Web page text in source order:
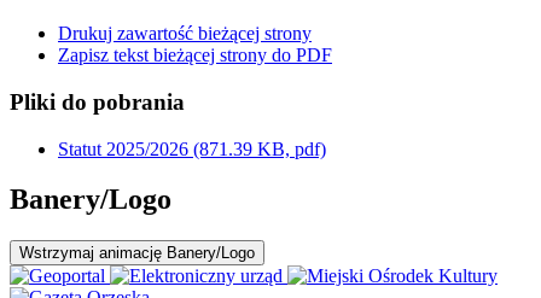
Drukuj zawartość bieżącej strony
Zapisz tekst bieżącej strony do PDF
Pliki do pobrania
Statut 2025/2026 (871.39 KB, pdf)
Banery/Logo
Wstrzymaj animację Banery/Logo